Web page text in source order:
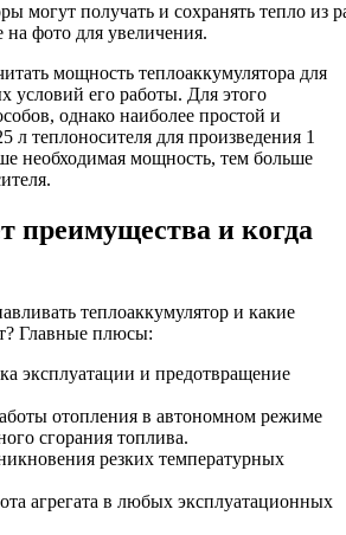
могут получать и сохранять тепло из
фото для увеличения.
мощность теплоаккумулятора для
условий его работы. Для этого
однако наиболее простой и
теплоносителя для произведения 1
необходимая мощность, тем больше
преимущества и когда
теплоаккумулятор и какие
Главные плюсы:
эксплуатации и предотвращение
отопления в автономном режиме
сгорания топлива.
резких температурных
агрегата в любых эксплуатационных